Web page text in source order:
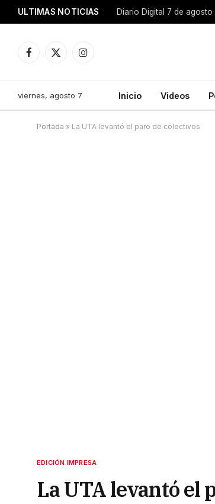
ULTIMAS NOTICIAS Diario Digital 7 de
Facebook
X
Instagram
viernes, agosto 7 Inicio Videos
Portada » La UTA levantó el paro de colectivos
EDICIÓN IMPRESA
La UTA levantó el